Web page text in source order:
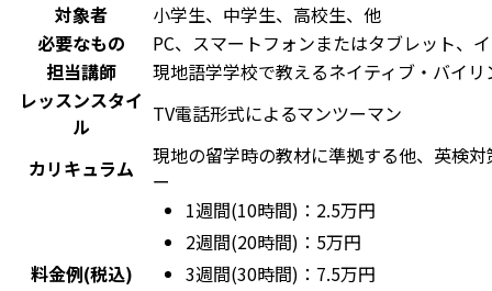
対象者
小学生、中学生、高校生、他
必要なもの
PC、スマートフォンまたはタブレット、
担当講師
現地語学学校で教えるネイティブ・バイ
レッスンスタイ
ル
TV電話形式によるマンツーマン
カリキュラム
現地の留学時の教材に準拠する他、英検
ー
料金例(税込)
1週間(10時間)：2.5万円
2週間(20時間)：5万円
3週間(30時間)：7.5万円